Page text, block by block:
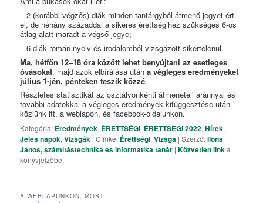
– 2 (korábbi végzős) diák minden tantárgyból átmenő jegyet ért
el, de néhány századdal a sikeres érettségihez szükséges 6-os
átlag alatt maradt a végső jegye;
– 6 diák román nyelv és irodalomból vizsgázott sikertelenül.
Ma, hétfőn 12–18 óra között lehet benyújtani az esetleges
óvásokat, majd azok elbírálása utána végleges eredményeket
július 1-jén, pénteken teszik közzé.
Részletes statisztikát az osztályonkénti átmeneteli aránnyal és
további adatokkal a végleges eredmények kifüggesztése után
közlünk itt, a weblapon, és facebook-oldalunkon.
Kategória: Eredmények, ÉRETTSÉGI, ÉRETTSÉGI 2022,Hírek,
Jeles napok,Vizsgák | Címke: Érettségi,Vizsga | Szerző:Ilona
János, számítástechnika és informatika tanár |Közvetlen linka
könyvjelzőbe.
A WEBLAPUNKON, MOST: